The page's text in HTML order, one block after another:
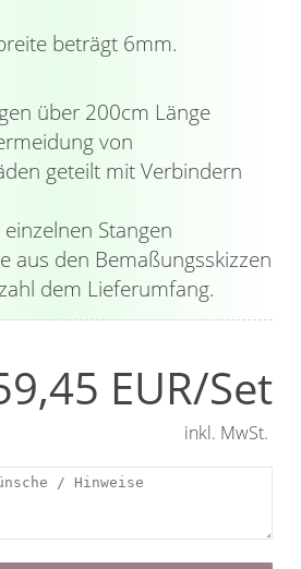
beträgt 6mm.
über 200cm Länge
von
geteilt mit Verbindern
Stangen
aus den Bemaßungsskizzen
dem Lieferumfang.
EUR/Set
inkl. MwSt.